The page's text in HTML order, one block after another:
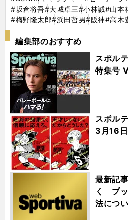
#坂倉将吾#大城卓三#小林誠#山本
#梅野隆太郎#浜田哲男#阪神#高木
編集部のおすすめ
スポル
特集号
スポル
3月16
最新記
く プッ
法につ